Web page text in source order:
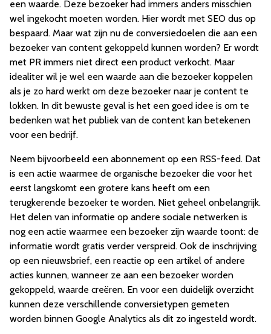
een waarde. Deze bezoeker had immers anders misschien
wel ingekocht moeten worden. Hier wordt met SEO dus op
bespaard. Maar wat zijn nu de conversiedoelen die aan een
bezoeker van content gekoppeld kunnen worden? Er wordt
met PR immers niet direct een product verkocht. Maar
idealiter wil je wel een waarde aan die bezoeker koppelen
als je zo hard werkt om deze bezoeker naar je content te
lokken. In dit bewuste geval is het een goed idee is om te
bedenken wat het publiek van de content kan betekenen
voor een bedrijf.
Neem bijvoorbeeld een abonnement op een RSS-feed. Dat
is een actie waarmee de organische bezoeker die voor het
eerst langskomt een grotere kans heeft om een
terugkerende bezoeker te worden. Niet geheel onbelangrijk.
Het delen van informatie op andere sociale netwerken is
nog een actie waarmee een bezoeker zijn waarde toont: de
informatie wordt gratis verder verspreid. Ook de inschrijving
op een nieuwsbrief, een reactie op een artikel of andere
acties kunnen, wanneer ze aan een bezoeker worden
gekoppeld, waarde creëren. En voor een duidelijk overzicht
kunnen deze verschillende conversietypen gemeten
worden binnen Google Analytics als dit zo ingesteld wordt.